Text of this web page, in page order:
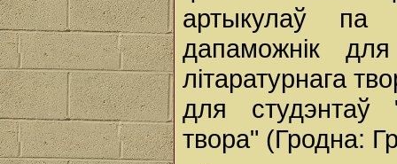
артыкулаў па
дапаможнік для
літаратурнага
для студэнтаў
твора" (Гродна: